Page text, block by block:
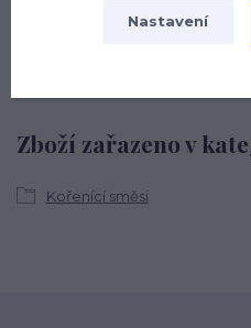
Zboží zařazeno v
Kořenící směsi
+420 722 936
(Po-Pá, 8-16 hod.)
Nastavení